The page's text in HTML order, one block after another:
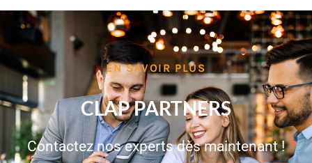
EN SAVOIR PLUS
CLAP PARTNERS
Contactez nos experts dès maintenant !